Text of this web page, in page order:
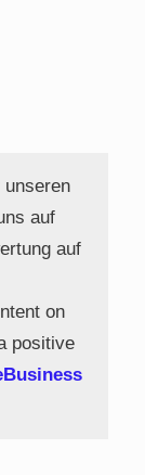
unseren
auf
auf
on
positive